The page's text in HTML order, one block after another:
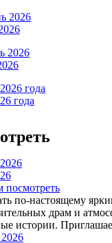
года
посмотреть
по‑настоящему
драм и
истории.